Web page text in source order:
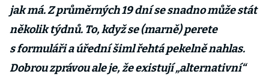
jak má. Z průměrných 19 dní se snadno může stát
několik týdnů. To, když se (marně) perete
s formuláři a úřední šiml řehtá pekelně nahlas.
Dobrou zprávou ale je, že existují „alternativní“